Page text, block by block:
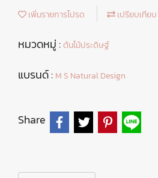
เพิ่มรายการโปรด เปรียบเทียบ
หมวดหมู่ :ต้นไม้ประดิษฐ์
แบรนด์ : M S Natural Design
Share